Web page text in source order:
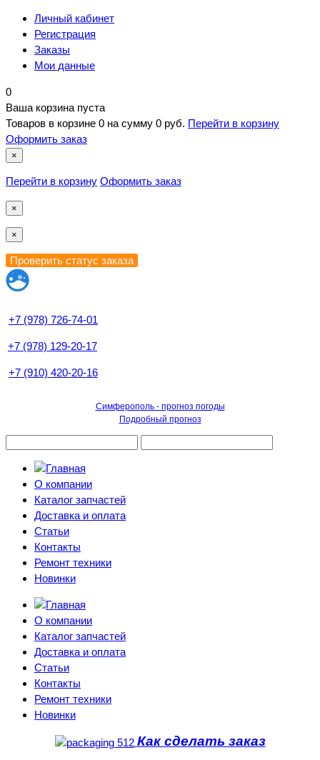
Личный кабинет
Регистрация
Заказы
Мои данные
0
Ваша корзина пуста
Товаров в корзине 0 на сумму 0 руб. Перейти в корзину
Оформить заказ
×
Перейти в корзину Оформить заказ
×
×
+7 (978) 726-74-01
+7 (978) 129-20-17
+7 (910) 420-20-16
Симферополь - прогноз погоды
Подробный прогноз
О компании
Каталог запчастей
Доставка и оплата
Статьи
Контакты
Ремонт техники
Новинки
О компании
Каталог запчастей
Доставка и оплата
Статьи
Контакты
Ремонт техники
Новинки
Как сделать заказ